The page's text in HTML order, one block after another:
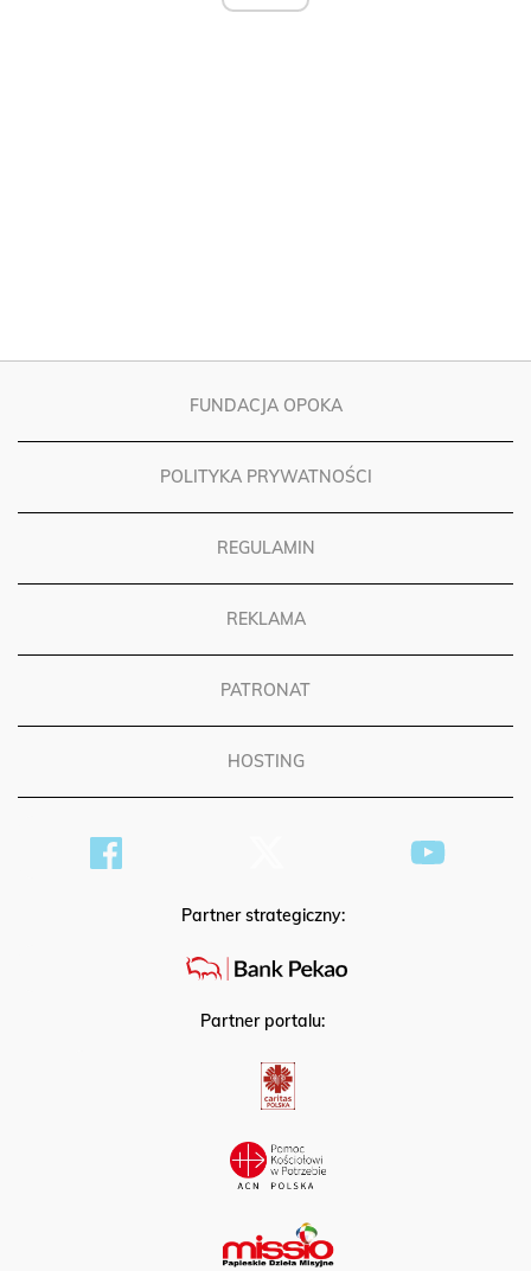
FUNDACJA OPOKA
POLITYKA PRYWATNOŚCI
REGULAMIN
REKLAMA
PATRONAT
HOSTING
Partner strategiczny:
Partner portalu: